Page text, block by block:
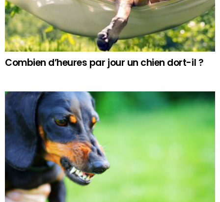
Combien d’heures par jour un chien dort-il ?